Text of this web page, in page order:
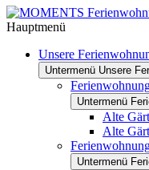
Hauptmenü
Unsere
Untermenü Unsere
Untermenü
Alte
Alte
Untermenü